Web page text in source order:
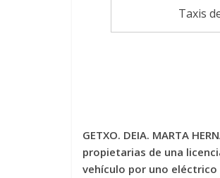
Taxis
GETXO. DEIA. MARTA
propietarias de una
vehículo por uno eléctrico